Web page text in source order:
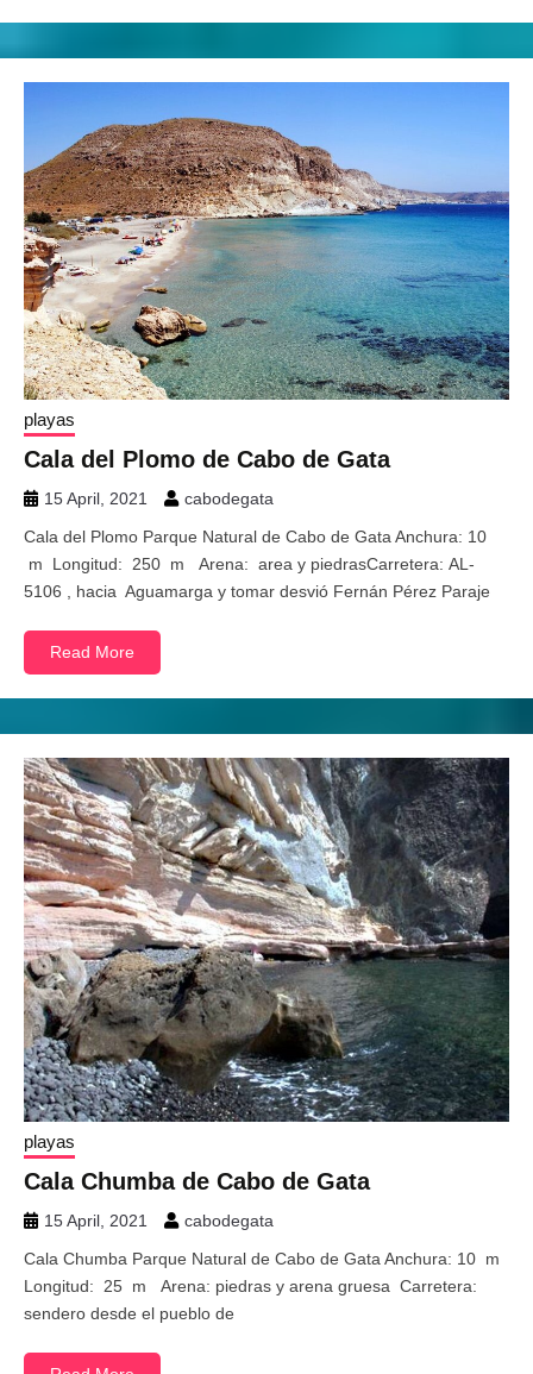
playas
Cala del Plomo de Cabo de Gata
15 April, 2021
cabodegata
Cala del Plomo Parque Natural de Cabo de Gata Anchura: 10
m Longitud: 250 m Arena: area y piedrasCarretera: AL-
5106 , hacia Aguamarga y tomar desvió Fernán Pérez Paraje
Read More
playas
Cala Chumba de Cabo de Gata
15 April, 2021
cabodegata
Cala Chumba Parque Natural de Cabo de Gata Anchura: 10 m
Longitud: 25 m Arena: piedras y arena gruesa Carretera:
sendero desde el pueblo de